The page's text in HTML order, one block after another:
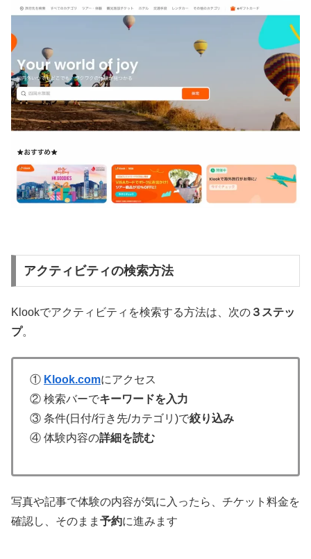
アクティビティの検索方法
Klookでアクティビティを検索する方法は、次の ３ステッ
プ。
① Klook.comにアクセス
② 検索バーでキーワードを入力
③ 条件(日付/行き先/カテゴリ)で絞り込み
④ 体験内容の詳細を読む
写真や記事で体験の内容が気に入ったら、チケット料金を
確認し、そのまま 予約に進みます